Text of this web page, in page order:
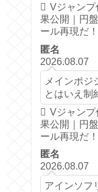
Vジャンプ
果公開｜円
ール再現だ！
匿名
2026.08.07
メインポジ
とはいえ制
Vジャンプ
果公開｜円
ール再現だ！
匿名
2026.08.07
アインソフ